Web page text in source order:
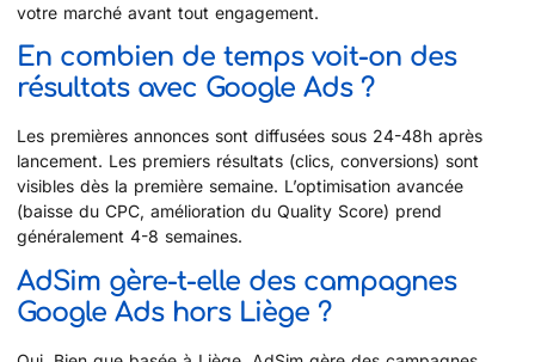
votre marché avant tout engagement.
En combien de temps voit-on des
résultats avec Google Ads ?
Les premières annonces sont diffusées sous 24-48h après
lancement. Les premiers résultats (clics, conversions) sont
visibles dès la première semaine. L’optimisation avancée
(baisse du CPC, amélioration du Quality Score) prend
généralement 4-8 semaines.
AdSim gère-t-elle des campagnes
Google Ads hors Liège ?